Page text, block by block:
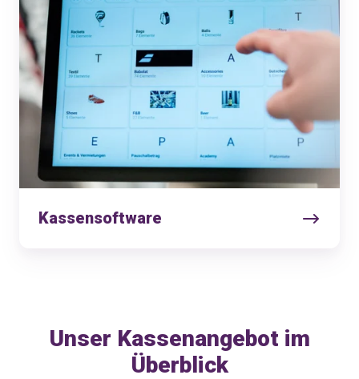
Kassensoftware
Unser Kassenangebot im
Überblick